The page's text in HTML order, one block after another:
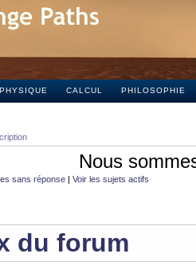
PHYSIQUE CALCUL PHILOSOPHIE
Nous
sans réponse | Voir les sujets actifs
du forum